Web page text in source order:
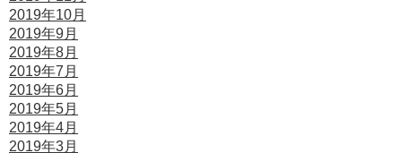
2019年10月
2019年9月
2019年8月
2019年7月
2019年6月
2019年5月
2019年4月
2019年3月